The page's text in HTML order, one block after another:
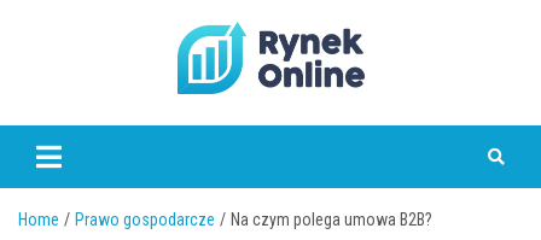
www.rynekonline.pl
Home Prawo gospodarcze Na czym polega umowa B2B?